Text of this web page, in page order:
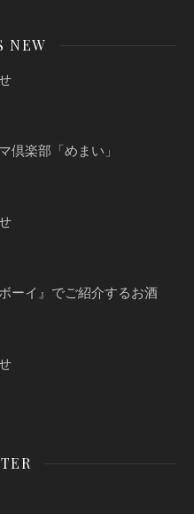
NEW
倶楽部「めまい」
ーイ』でご紹介するお酒